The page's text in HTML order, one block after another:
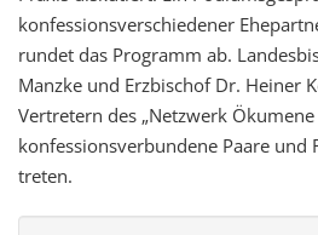
konfessionsverschiedener
rundet das Programm ab.
Manzke und Erzbischof Dr. Heiner
Vertretern des „Netzwerk Ökumene
konfessionsverbundene Paare und
treten.